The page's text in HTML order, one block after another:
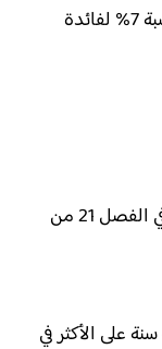
الأمة أو عسكري قديم أو محارب قديم، ونسبة 7% لفائدة
- المتوفرين على الشروط المنصوص عليها في الفصل 21 من
- البالغين من العمر 18 سنة على الأقل و45 سنة على الأكثر في